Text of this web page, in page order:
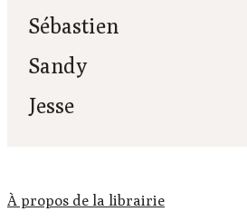
À propos de la librairie
Sébastien
Sandy
Jesse